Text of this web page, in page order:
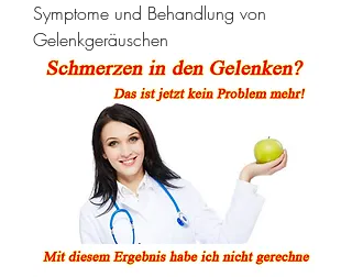
Symptome und Behandlung von
Gelenkgeräuschen